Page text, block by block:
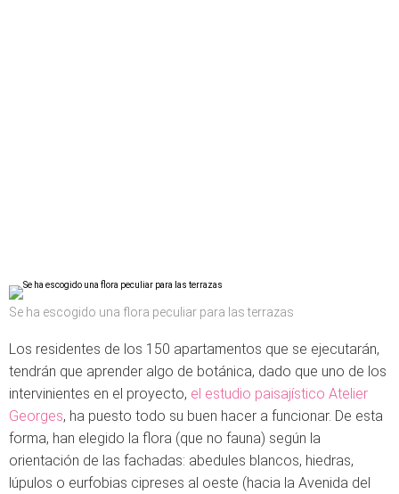
Se ha escogido una flora peculiar para las terrazas
Los residentes de los 150 apartamentos que se ejecutarán,
tendrán que aprender algo de botánica, dado que uno de los
intervinientes en el proyecto, el estudio paisajístico Atelier
Georges, ha puesto todo su buen hacer a funcionar. De esta
forma, han elegido la flora (que no fauna) según la
orientación de las fachadas: abedules blancos, hiedras,
lúpulos o eurfobias cipreses al oeste (hacia la Avenida del